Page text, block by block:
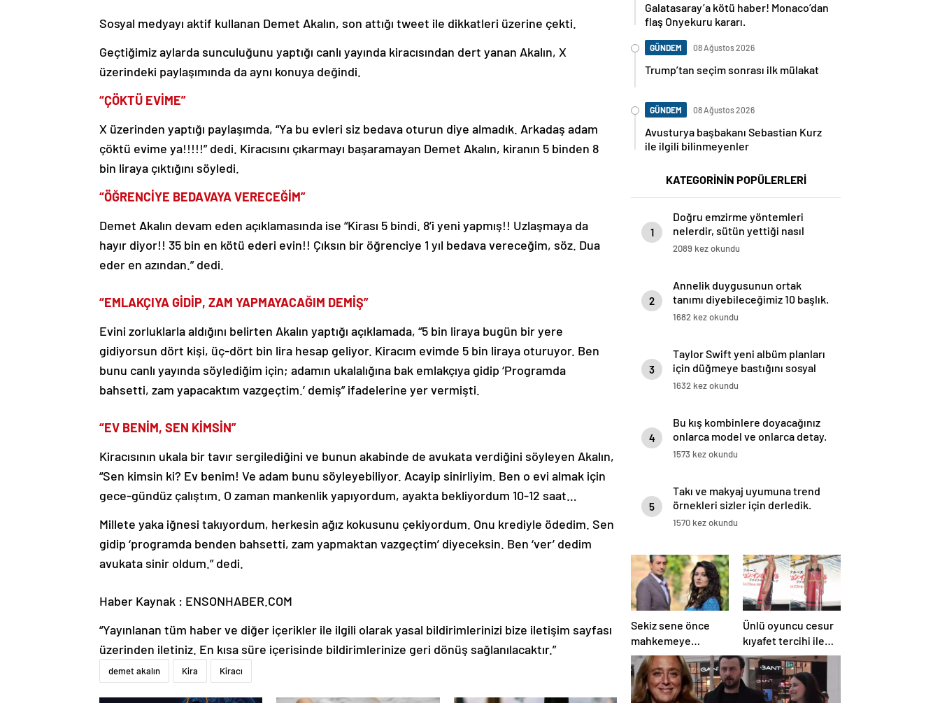
Sosyal medyayı aktif kullanan Demet Akalın, son attığı tweet ile dikkatleri üzerine çekti.
Geçtiğimiz aylarda sunculuğunu yaptığı canlı yayında kiracısından dert yanan Akalın, X
üzerindeki paylaşımında da aynı konuya değindi.
“ÇÖKTÜ EVİME”
X üzerinden yaptığı paylaşımda, “Ya bu evleri siz bedava oturun diye almadık. Arkadaş adam
çöktü evime ya!!!!!” dedi. Kiracısını çıkarmayı başaramayan Demet Akalın, kiranın 5 binden 8
bin liraya çıktığını söyledi.
“ÖĞRENCİYE BEDAVAYA VERECEĞİM”
Demet Akalın devam eden açıklamasında ise “Kirası 5 bindi. 8’i yeni yapmış!! Uzlaşmaya da
hayır diyor!! 35 bin en kötü ederi evin!! Çıksın bir öğrenciye 1 yıl bedava vereceğim, söz. Dua
eder en azından.” dedi.
“EMLAKÇIYA GİDİP, ZAM YAPMAYACAĞIM DEMİŞ”
Evini zorluklarla aldığını belirten Akalın yaptığı açıklamada, “5 bin liraya bugün bir yere
gidiyorsun dört kişi, üç-dört bin lira hesap geliyor. Kiracım evimde 5 bin liraya oturuyor. Ben
bunu canlı yayında söylediğim için; adamın ukalalığına bak emlakçıya gidip ‘Programda
bahsetti, zam yapacaktım vazgeçtim.’ demiş” ifadelerine yer vermişti.
“EV BENİM, SEN KİMSİN”
Kiracısının ukala bir tavır sergilediğini ve bunun akabinde de avukata verdiğini söyleyen Akalın,
“Sen kimsin ki? Ev benim! Ve adam bunu söyleyebiliyor. Acayip sinirliyim. Ben o evi almak için
gece-gündüz çalıştım. O zaman mankenlik yapıyordum, ayakta bekliyordum 10-12 saat…
Millete yaka iğnesi takıyordum, herkesin ağız kokusunu çekiyordum. Onu krediyle ödedim. Sen
gidip ‘programda benden bahsetti, zam yapmaktan vazgeçtim’ diyeceksin. Ben ‘ver’ dedim
avukata sinir oldum.” dedi.
Haber Kaynak : ENSONHABER.COM
“Yayınlanan tüm haber ve diğer içerikler ile ilgili olarak yasal bildirimlerinizi bize iletişim sayfası
üzerinden iletiniz. En kısa süre içerisinde bildirimlerinize geri dönüş sağlanılacaktır.”
demet akalın Kira Kiracı
Galatasaray’a kötü haber! Monaco’dan
flaş Onyekuru kararı.
GÜNDEM 08 Ağustos 2026
Trump’tan seçim sonrası ilk mülakat
GÜNDEM 08 Ağustos 2026
Avusturya başbakanı Sebastian Kurz
ile ilgili bilinmeyenler
KATEGORİNİN POPÜLERLERİ
1
Doğru emzirme yöntemleri
nelerdir, sütün yettiği nasıl
anlaşılır?
2089 kez okundu
2
Annelik duygusunun ortak
tanımı diyebileceğimiz 10 başlık.
1682 kez okundu
3
Taylor Swift yeni albüm planları
için düğmeye bastığını sosyal
medyadan duyurdu!
1632 kez okundu
4
Bu kış kombinlere doyacağınız
onlarca model ve onlarca detay.
1573 kez okundu
5
Takı ve makyaj uyumuna trend
örnekleri sizler için derledik.
1570 kez okundu
Sekiz sene önce
mahkemeye
başvuran Nurgül
Yeşilçay’a
sevindiren haber
Ünlü oyuncu cesur
kıyafet tercihi ile
”Görevimiz Tehlike”
galasına damga
vurdu